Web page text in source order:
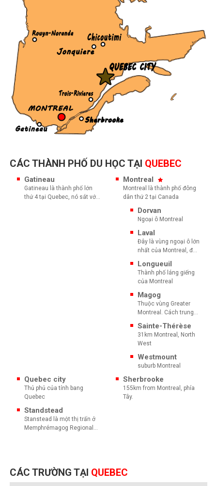
CÁC THÀNH PHỐ DU HỌC TẠI QUEBEC
Gatineau
Gatineau là thành phố lớn
thứ 4 tại Quebec, nó sát với
Montreal
Montreal là thành phố đông
dân thứ 2 tại Canada
Dorvan
Ngoại ô Montreal
Laval
Đây là vùng ngoại ô lớn
nhất của Montreal, đô
Quebec và là thành
phố lớn thứ mười ba ở
Canada với dân số
422.993 vào năm
2016.
Longueuil
Thành phố láng giếng
của Montreal
Magog
Thuộc vùng Greater
Montreal. Cách trung
về phía Đông Nam
Sainte-Thérèse
31km Montreal, North
West
Westmount
suburb Montreal
Quebec city
Thủ phủ của tỉnh bang
Quebec
Sherbrooke
155km from Montreal, phía
Tây.
Standstead
Stanstead là một thị trấn ở
Memphrémagog Regional
Line , Vermont
CÁC TRƯỜNG TẠI QUEBEC